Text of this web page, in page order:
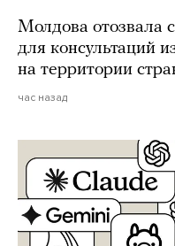
Молдова отозвала
для консультаций
на территории
час назад